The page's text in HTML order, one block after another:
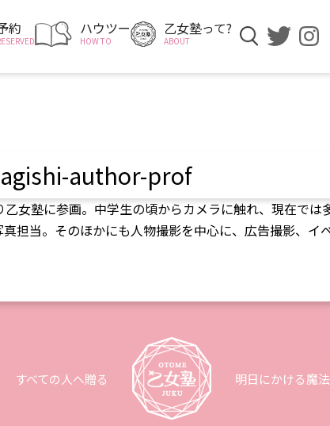
約 ハウツー
HOW TO
乙女塾って?
ABOUT
author-prof
女塾に参画。中学生の頃からカメラに触れ、現在では
担当。そのほかにも人物撮影を中心に、広告撮影、イ
すべての人へ贈る 明日にかける魔法